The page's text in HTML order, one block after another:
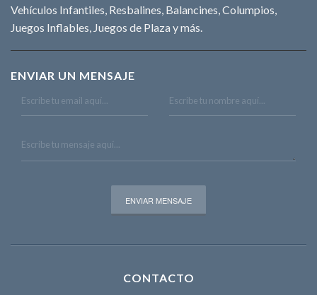
Vehículos Infantiles, Resbalines, Balancines, Columpios,
Juegos Inflables, Juegos de Plaza y más.
ENVIAR UN MENSAJE
CONTACTO